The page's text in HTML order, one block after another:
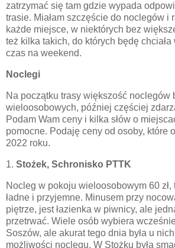
zatrzymać się tam gdzie wypada
trasie. Miałam szczęście do noclegów i
każde miejsce, w niektórych bez
też kilka takich, do których będę
czas na weekend.
Noclegi
Na początku trasy większość noclegów
wieloosobowych, później częściej
Podam Wam ceny i kilka słów o
pomocne. Podaję ceny od osoby, które
2022 roku.
1. Stożek, Schronisko PTTK
Nocleg w pokoju wieloosobowym 60 zł,
ładne i przyjemne. Minusem przy
piętrze, jest łazienka w piwnicy, ale
przetrwać. Wiele osób wybiera
Soszów, ale akurat tego dnia była u
możliwości noclegu. W Stożku była